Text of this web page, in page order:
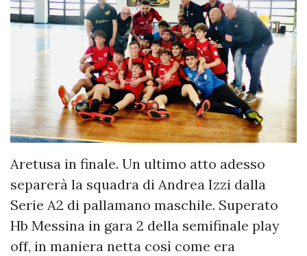
Aretusa in finale. Un ultimo atto adesso
separerà la squadra di Andrea Izzi dalla
Serie A2 di pallamano maschile. Superato
Hb Messina in gara 2 della semifinale play
off, in maniera netta così come era